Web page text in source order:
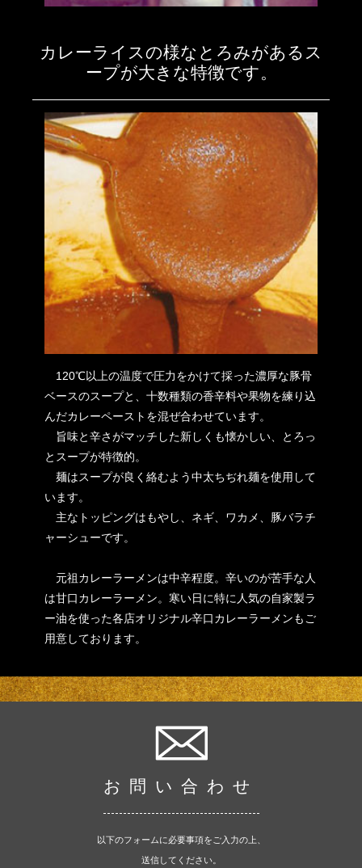
カレーライスの様なとろみがあるス
ープが大きな特徴です。
120℃以上の温度で圧力をかけて採った濃厚な豚骨
ベースのスープと、十数種類の香辛料や果物を練り込
んだカレーペーストを混ぜ合わせています。
旨味と辛さがマッチした新しくも懐かしい、とろっ
とスープが特徴的。
麺はスープが良く絡むよう中太ちぢれ麺を使用して
います。
主なトッピングはもやし、ネギ、ワカメ、豚バラチ
ャーシューです。
元祖カレーラーメンは中辛程度。辛いのが苦手な人
は甘口カレーラーメン。寒い日に特に人気の自家製ラ
ー油を使った各店オリジナル辛口カレーラーメンもご
用意しております。
お問い合わせ
以下のフォームに必要事項をご入力の上、
送信してください。